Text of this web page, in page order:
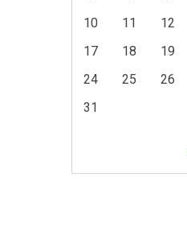
10
11 12
17
18 19
24
25 26
31